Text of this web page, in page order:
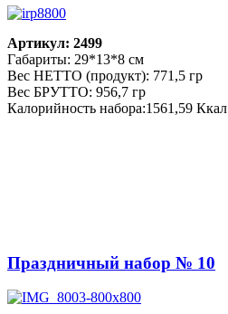
Артикул: 2499
Габариты: 29*13*8 см
Вес НЕТТО (продукт): 771,5 гр
Вес БРУТТО: 956,7 гр
Калорийность набора:1561,59 Ккал
Праздничный набор № 10